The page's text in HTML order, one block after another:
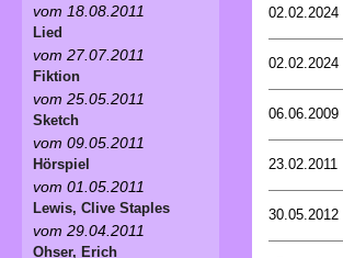
02.02.2024
02.02.2024
06.06.2009
23.02.2011
30.05.2012
vom 18.08.2011
Lied
vom 27.07.2011
Fiktion
vom 25.05.2011
Sketch
vom 09.05.2011
Hörspiel
vom 01.05.2011
Lewis, Clive Staples
vom 29.04.2011
Ohser, Erich